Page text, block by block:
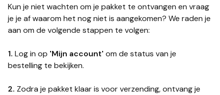
Kun je niet wachten om je pakket te ontvangen en vraag
je je af waarom het nog niet is aangekomen? We raden je
aan om de volgende stappen te volgen:
1. Log in op 'Mijn account' om de status van je
bestelling te bekijken.
2. Zodra je pakket klaar is voor verzending, ontvang je